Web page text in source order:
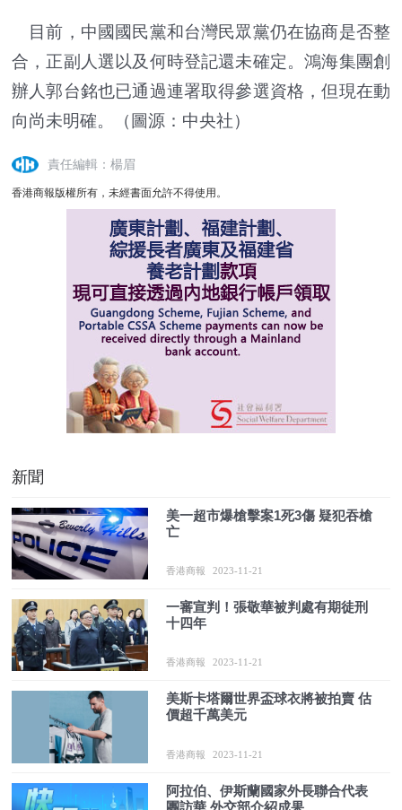
目前，中國國民黨和台灣民眾黨仍在協商是否整
合，正副人選以及何時登記還未確定。鴻海集團創
辦人郭台銘也已通過連署取得參選資格，但現在動
向尚未明確。（圖源：中央社）
責任編輯：楊眉
香港商報版權所有，未經書面允許不得使用。
新聞
美一超市爆槍擊案1死3傷 疑犯吞槍
亡
香港商報 2023-11-21
一審宣判！張敬華被判處有期徒刑
十四年
香港商報 2023-11-21
美斯卡塔爾世界盃球衣將被拍賣 估
價超千萬美元
香港商報 2023-11-21
阿拉伯、伊斯蘭國家外長聯合代表
團訪華 外交部介紹成果